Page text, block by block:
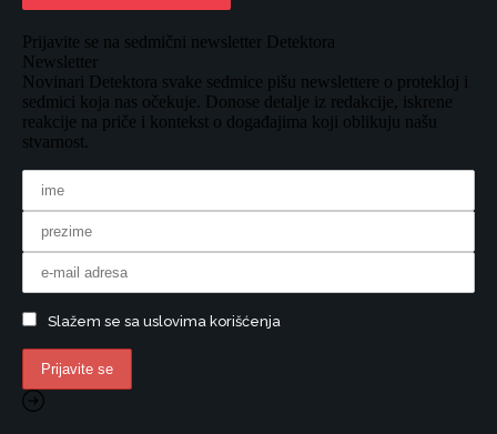
Prijavite se na sedmični newsletter Detektora
Newsletter
Novinari Detektora svake sedmice pišu newslettere o protekloj i
sedmici koja nas očekuje. Donose detalje iz redakcije, iskrene
reakcije na priče i kontekst o događajima koji oblikuju našu
stvarnost.
Slažem se sa uslovima korišćenja